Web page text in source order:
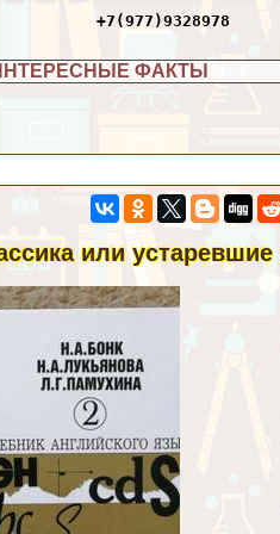
+7(977)9328978
ФАКТЫ
или